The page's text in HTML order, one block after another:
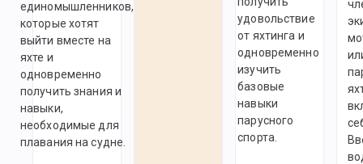
единомышленников,
которые хотят
выйти вместе на
яхте и
одновременно
получить знания и
навыки,
необходимые для
плавания на судне.
удовольствие
от яхтинга и
одновременно
изучить
базовые
навыки
парусного
спорта.